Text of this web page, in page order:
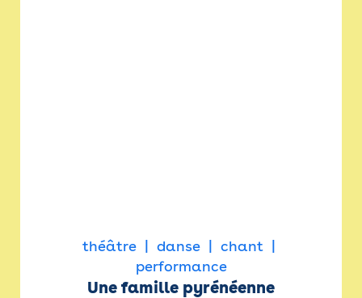
théâtre danse
chant
performance
Une famille pyrénéenne